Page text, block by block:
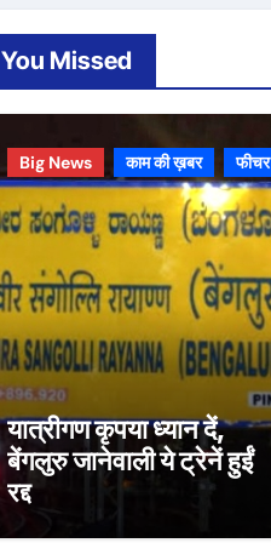
You Missed
Big News काम की ख़बर फीचर
यात्रीगण कृपया ध्यान दें,
बेंगलुरु जानेवाली ये ट्रेनें हुईं
रद्द